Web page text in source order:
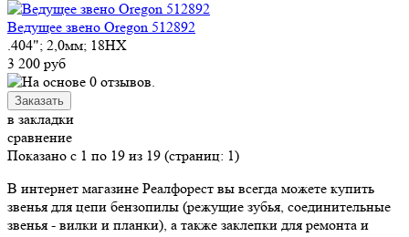
Ведущее звено Oregon 512892
.404"; 2,0мм; 18HX
3 200 руб
в закладки
сравнение
Показано с 1 по 19 из 19 (страниц: 1)
В интернет магазине Реалфорест вы всегда можете купить
звенья для цепи бензопилы (режущие зубья, соединительные
звенья - вилки и планки), а также заклепки для ремонта и